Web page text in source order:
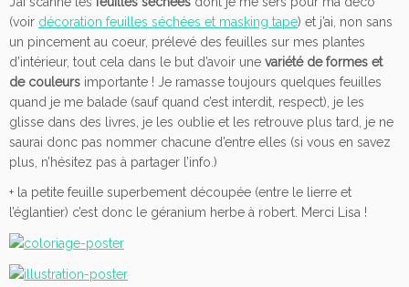
(voir décoration feuilles séchées et masking tape) et j’ai, non sans
un pincement au coeur, prélevé des feuilles sur mes plantes
d’intérieur, tout cela dans le but d’avoir une variété de formes et
de couleurs importante ! Je ramasse toujours quelques feuilles
quand je me balade (sauf quand c’est interdit, respect), je les
glisse dans des livres, je les oublie et les retrouve plus tard, je ne
saurai donc pas nommer chacune d’entre elles (si vous en savez
plus, n’hésitez pas à partager l’info.)
+ la petite feuille superbement découpée (entre le lierre et
l’églantier) c’est donc le géranium herbe à robert. Merci Lisa !